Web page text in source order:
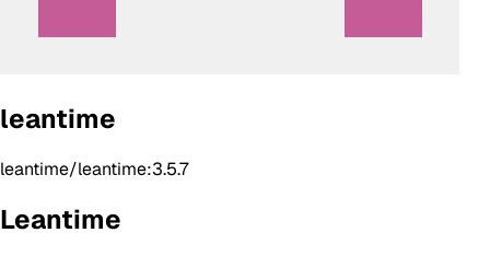
leantime
leantime/leantime:3.5.7
Leantime